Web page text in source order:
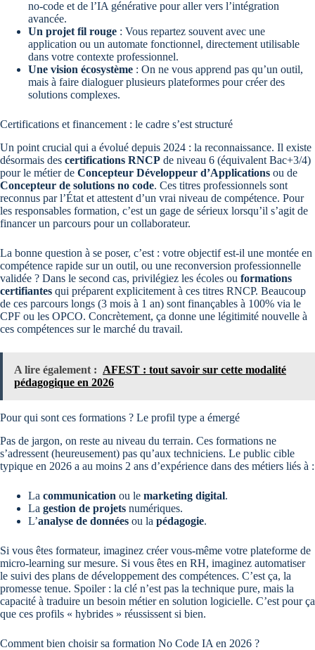
no-code et de l’IA générative pour aller vers l’intégration
avancée.
Un projet fil rouge : Vous repartez souvent avec une
application ou un automate fonctionnel, directement utilisable
dans votre contexte professionnel.
Une vision écosystème : On ne vous apprend pas qu’un outil,
mais à faire dialoguer plusieurs plateformes pour créer des
solutions complexes.
Certifications et financement : le cadre s’est structuré
Un point crucial qui a évolué depuis 2024 : la reconnaissance. Il existe
désormais des certifications RNCP de niveau 6 (équivalent Bac+3/4)
pour le métier de Concepteur Développeur d’Applications ou de
Concepteur de solutions no code. Ces titres professionnels sont
reconnus par l’État et attestent d’un vrai niveau de compétence. Pour
les responsables formation, c’est un gage de sérieux lorsqu’il s’agit de
financer un parcours pour un collaborateur.
La bonne question à se poser, c’est : votre objectif est-il une montée en
compétence rapide sur un outil, ou une reconversion professionnelle
validée ? Dans le second cas, privilégiez les écoles ou formations
certifiantes qui préparent explicitement à ces titres RNCP. Beaucoup
de ces parcours longs (3 mois à 1 an) sont finançables à 100% via le
CPF ou les OPCO. Concrètement, ça donne une légitimité nouvelle à
ces compétences sur le marché du travail.
A lire également : AFEST : tout savoir sur cette modalité
pédagogique en 2026
Pour qui sont ces formations ? Le profil type a émergé
Pas de jargon, on reste au niveau du terrain. Ces formations ne
s’adressent (heureusement) pas qu’aux techniciens. Le public cible
typique en 2026 a au moins 2 ans d’expérience dans des métiers liés à :
La communication ou le marketing digital.
La gestion de projets numériques.
L’analyse de données ou la pédagogie.
Si vous êtes formateur, imaginez créer vous-même votre plateforme de
micro-learning sur mesure. Si vous êtes en RH, imaginez automatiser
le suivi des plans de développement des compétences. C’est ça, la
promesse tenue. Spoiler : la clé n’est pas la technique pure, mais la
capacité à traduire un besoin métier en solution logicielle. C’est pour ça
que ces profils « hybrides » réussissent si bien.
Comment bien choisir sa formation No Code IA en 2026 ?